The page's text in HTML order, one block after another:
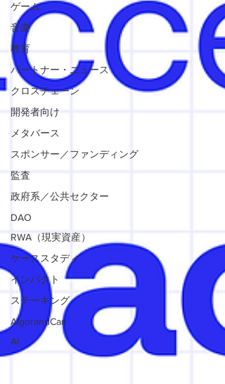
ゲーム
音楽
教育
パートナー・ニュース
クロスチェーン
開発者向け
メタバース
スポンサー／ファンディング
監査
政府系／公共セクター
DAO
RWA（現実資産）
ケーススタディ
インパクト
ステーキング
AlgorandCan
AI